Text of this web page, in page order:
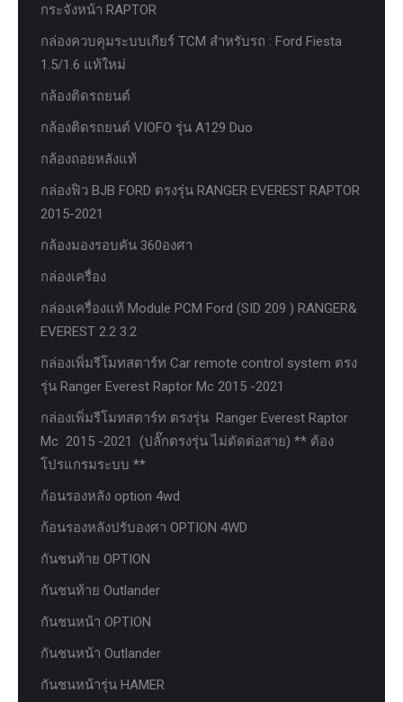
กระจังหน้า RAPTOR
กล่องควบคุมระบบเกียร์ TCM สำหรับรถ : Ford Fiesta
1.5/1.6 แท้ใหม่
กล้องติดรถยนต์
กล้องติดรถยนต์ VIOFO รุ่น A129 Duo
กล้องถอยหลังแท้
กล่องฟิว BJB FORD ตรงรุ่น RANGER EVEREST RAPTOR
2015-2021
กล้องมองรอบคัน 360องศา
กล่องเครื่อง
กล่องเครื่องแท้ Module PCM Ford (SID 209 ) RANGER&
EVEREST 2.2 3.2
กล่องเพิ่มรีโมทสตาร์ท Car remote control system ตรง
รุ่น Ranger Everest Raptor Mc 2015 -2021
กล่องเพิ่มรีโมทสตาร์ท ตรงรุ่น Ranger Everest Raptor
Mc 2015 -2021 (ปลั๊กตรงรุ่น ไม่ตัดต่อสาย) ** ต้อง
โปรแกรมระบบ **
ก้อนรองหลัง option 4wd
ก้อนรองหลังปรับองศา OPTION 4WD
กันชนท้าย OPTION
กันชนท้าย Outlander
กันชนหน้า OPTION
กันชนหน้า Outlander
กันชนหน้ารุ่น HAMER